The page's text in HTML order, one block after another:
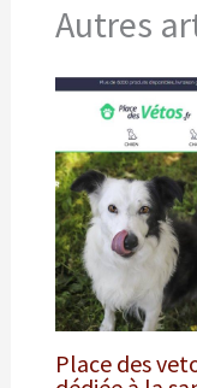
Autres
Place des